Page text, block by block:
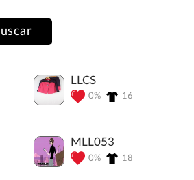
LLCS
0% 16
MLL053
0% 18